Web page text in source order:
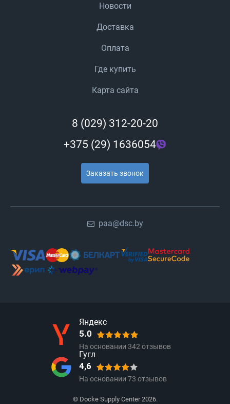
Новости
Доставка
Оплата
Где купить
Карта сайта
8 (029) 312-20-20
+375 (29) 1636054
Заказать звонок
paa@dsc.by
Яндекс
5.0
На основании 342отзывов
Гугл
4,6
На основании 73 отзывов
© Docke Supply Center 2026.